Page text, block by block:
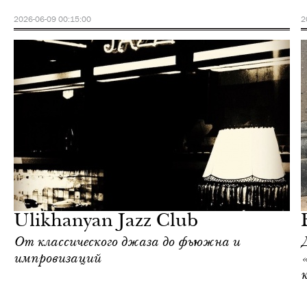
2026-06-09 00:15:00
Ulikhanyan Jazz Club
От классического джаза до фьюжна и
импровизаций
Guide